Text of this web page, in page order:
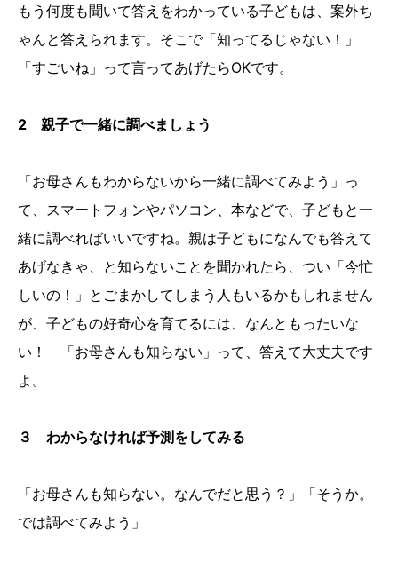
もう何度も聞いて答えをわかっている子どもは、案外ち
ゃんと答えられます。そこで「知ってるじゃない！」
「すごいね」って言ってあげたらOKです。
2 親子で一緒に調べましょう
「お母さんもわからないから一緒に調べてみよう」っ
て、スマートフォンやパソコン、本などで、子どもと一
緒に調べればいいですね。親は子どもになんでも答えて
あげなきゃ、と知らないことを聞かれたら、つい「今忙
しいの！」とごまかしてしまう人もいるかもしれません
が、子どもの好奇心を育てるには、なんともったいな
い！ 「お母さんも知らない」って、答えて大丈夫です
よ。
３ わからなければ予測をしてみる
「お母さんも知らない。なんでだと思う？」「そうか。
では調べてみよう」